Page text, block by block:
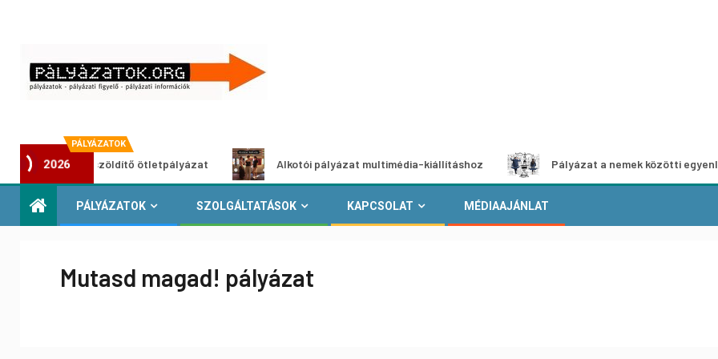
PÁLYÁZATOK
2026
Városzöldítő ötletpályázat Alkotói pályázat multimédia-kiállításhoz Pályázat a nemek közötti egyenlőség
PÁLYÁZATOK SZOLGÁLTATÁSOK KAPCSOLAT MÉDIAAJÁNLAT
Mutasd magad! pályázat